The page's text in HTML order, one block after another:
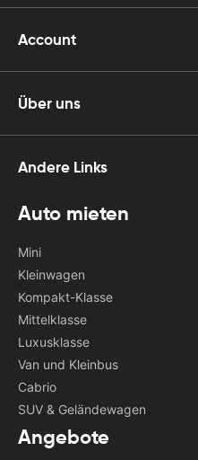
Account
Über uns
Andere Links
Auto mieten
Mini
Kleinwagen
Kompakt-Klasse
Mittelklasse
Luxusklasse
Van und Kleinbus
Cabrio
SUV & Geländewagen
Angebote